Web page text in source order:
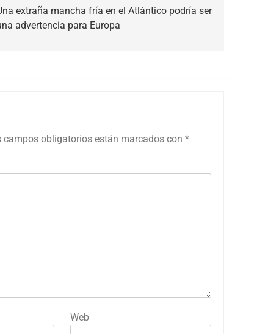
extraña mancha fría en el Atlántico podría ser
advertencia para Europa
campos obligatorios están marcados con *
Web